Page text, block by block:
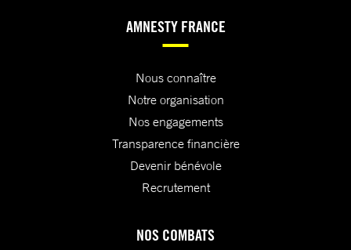
AMNESTY FRANCE
Nous connaître
Notre organisation
Nos engagements
Transparence financière
Devenir bénévole
Recrutement
NOS COMBATS